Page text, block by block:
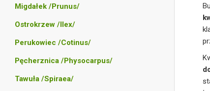
Migdałek /Prunus/
Ostrokrzew /Ilex/
Perukowiec /Cotinus/
Pęcherznica /Physocarpus/
Tawuła /Spiraea/